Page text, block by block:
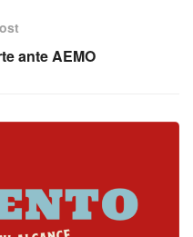
ante AEMO